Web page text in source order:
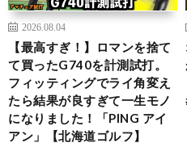
2026.08.04
【最高すぎ！】ロマンを捨て
て買ったG740を計測試打。
フィッティングでライ角変え
たら結果が良すぎて一生モノ
になりました！「PING アイ
アン」【北海道ゴルフ】